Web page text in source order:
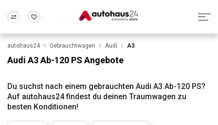
Wir bewerten dein Auto
Alle Fragen & Antworten
Rund um die Inzahlungnahme
Frankfurt Wuppertal
autohaus24 Gebrauchtwagen Audi A3
Audi A3 Ab-120 PS Angebote
Du suchst nach einem gebrauchten Audi A3 Ab-120 PS?
Auf autohaus24 findest du deinen Traumwagen zu
besten Konditionen!